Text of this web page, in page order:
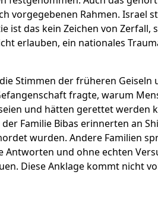
vorgegebenen Rahmen. Israel
ist das kein Zeichen von Zerfall,
erlauben, ein nationales
Stimmen der früheren Geiseln
fragte, warum
und hätten gerettet werden
Familie Bibas erinnerten an
wurden. Andere Familien
und ohne echten
Diese Anklage kommt nicht